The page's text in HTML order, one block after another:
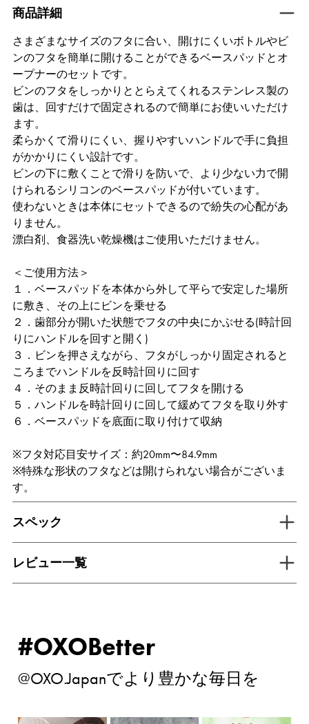
商品詳細tab active
さまざまなサイズのフタに合い、開けにくいボトルやビ
ンのフタを簡単に開けることができるベースパッドとオ
ープナーのセットです。
ビンのフタをしっかりととらえてくれるステンレス製の
歯は、回すだけで固定されるので簡単にお使いいただけ
ます。
柔らかくて滑りにくい、握りやすいハンドルで手に負担
がかかりにくい設計です。
ビンの下に敷くことで滑りを防いで、より少ない力で開
けられるシリコンのベースパッドが付いています。
使わないときは本体にセットできるので紛失の心配があ
りません。
漂白剤、食器洗い乾燥機はご使用いただけません。
＜ご使用方法＞
１．ベースパッドを本体から外して平らで安定した場所
に敷き、その上にビンを乗せる
２．歯部分が開いた状態でフタの中央にかぶせる(時計回
りにハンドルを回すと開く)
３．ビンを押さえながら、フタがしっかり固定されると
ころまでハンドルを反時計回りに回す
４．そのまま反時計回りに回してフタを開ける
５．ハンドルを時計回りに回して緩めてフタを取り外す
６．ベースパッドを底面に取り付けて収納
※フタ対応目安サイズ：約20mm〜84.9mm
※特殊な形状のフタなどは開けられない場合がございま
す。
スペック
レビュー一覧tab inactive
#OXOBetter
@OXO.Japanでより豊かな毎日を